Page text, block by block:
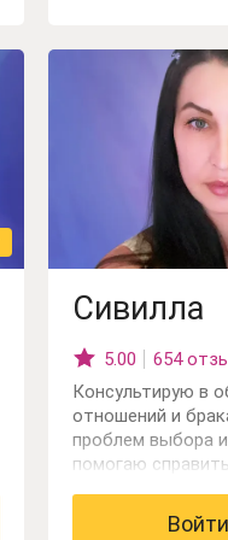
достижении
трансовыми
подсознанием.
Сивилла
5.00
654
Консультирую в
отношений и
проблем выбора
помогаю
Таро и